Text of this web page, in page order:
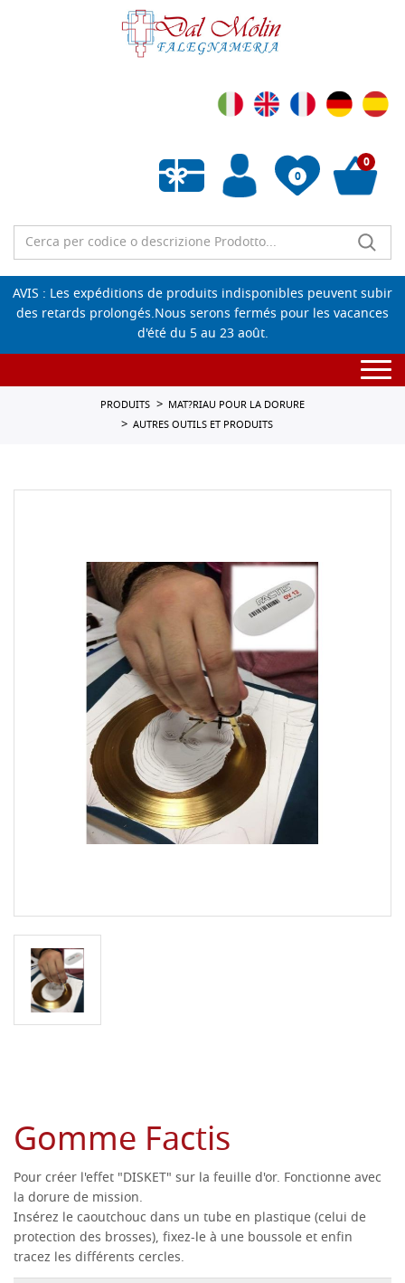
0
Liste de souhaits vide
0
AVIS : Les expéditions de produits indisponibles peuvent subir
des retards prolongés.Nous serons fermés pour les vacances
d'été du 5 au 23 août.
PRODUITS
MAT?RIAU POUR LA DORURE
AUTRES OUTILS ET PRODUITS
Gomme Factis
Pour créer l'effet "DISKET" sur la feuille d'or. Fonctionne avec
la dorure de mission.
Insérez le caoutchouc dans un tube en plastique (celui de
protection des brosses), fixez-le à une boussole et enfin
tracez les différents cercles.